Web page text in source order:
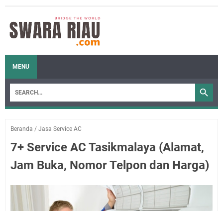
MENU
Beranda / Jasa Service AC
7+ Service AC Tasikmalaya (Alamat,
Jam Buka, Nomor Telpon dan Harga)